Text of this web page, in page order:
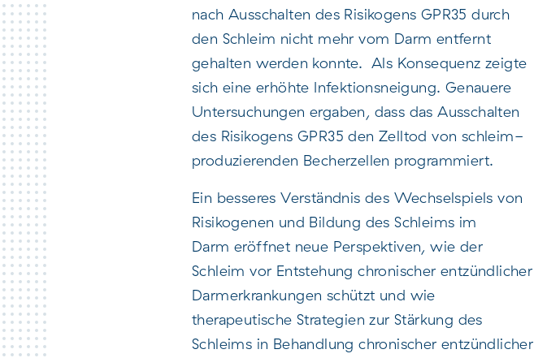
nach Ausschalten des Risikogens GPR35 durch
den Schleim nicht mehr vom Darm entfernt
gehalten werden konnte. Als Konsequenz zeigte
sich eine erhöhte Infektionsneigung. Genauere
Untersuchungen ergaben, dass das Ausschalten
des Risikogens GPR35 den Zelltod von schleim-
produzierenden Becherzellen programmiert.
Ein besseres Verständnis des Wechselspiels von
Risikogenen und Bildung des Schleims im
Darm eröffnet neue Perspektiven, wie der
Schleim vor Entstehung chronischer entzündlicher
Darmerkrankungen schützt und wie
therapeutische Strategien zur Stärkung des
Schleims in Behandlung chronischer entzündlicher